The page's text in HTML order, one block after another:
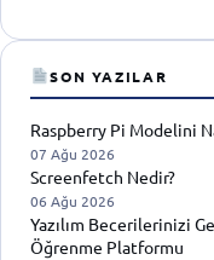
SON YAZILAR
Raspberry Pi Modelini
07 Ağu 2026
Screenfetch Nedir?
06 Ağu 2026
Yazılım Becerilerinizi
Öğrenme Platformu